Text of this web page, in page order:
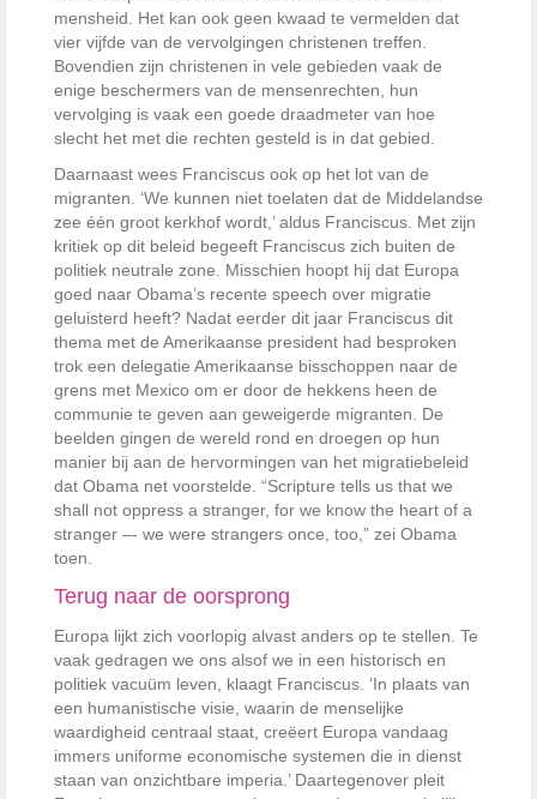
mensheid. Het kan ook geen kwaad te vermelden dat
vier vijfde van de vervolgingen christenen treffen.
Bovendien zijn christenen in vele gebieden vaak de
enige beschermers van de mensenrechten, hun
vervolging is vaak een goede draadmeter van hoe
slecht het met die rechten gesteld is in dat gebied.
Daarnaast wees Franciscus ook op het lot van de
migranten. ‘We kunnen niet toelaten dat de Middelandse
zee één groot kerkhof wordt,’ aldus Franciscus. Met zijn
kritiek op dit beleid begeeft Franciscus zich buiten de
politiek neutrale zone. Misschien hoopt hij dat Europa
goed naar Obama’s recente speech over migratie
geluisterd heeft? Nadat eerder dit jaar Franciscus dit
thema met de Amerikaanse president had besproken
trok een delegatie Amerikaanse bisschoppen naar de
grens met Mexico om er door de hekkens heen de
communie te geven aan geweigerde migranten. De
beelden gingen de wereld rond en droegen op hun
manier bij aan de hervormingen van het migratiebeleid
dat Obama net voorstelde. “Scripture tells us that we
shall not oppress a stranger, for we know the heart of a
stranger –- we were strangers once, too,” zei Obama
toen.
Terug naar de oorsprong
Europa lijkt zich voorlopig alvast anders op te stellen. Te
vaak gedragen we ons alsof we in een historisch en
politiek vacuüm leven, klaagt Franciscus. ‘In plaats van
een humanistische visie, waarin de menselijke
waardigheid centraal staat, creëert Europa vandaag
immers uniforme economische systemen die in dienst
staan van onzichtbare imperia.’ Daartegenover pleit